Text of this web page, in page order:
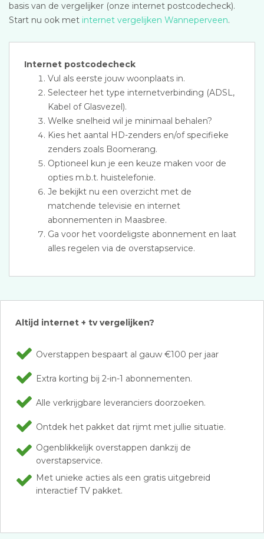
basis van de vergelijker (onze internet postcodecheck).
Start nu ook met internet vergelijken Wanneperveen.
Internet postcodecheck
Vul als eerste jouw woonplaats in.
Selecteer het type internetverbinding (ADSL,
Kabel of Glasvezel).
Welke snelheid wil je minimaal behalen?
Kies het aantal HD-zenders en/of specifieke
zenders zoals Boomerang.
Optioneel kun je een keuze maken voor de
opties m.b.t. huistelefonie.
Je bekijkt nu een overzicht met de
matchende televisie en internet
abonnementen in Maasbree.
Ga voor het voordeligste abonnement en laat
alles regelen via de overstapservice.
Altijd internet + tv vergelijken?
Overstappen bespaart al gauw €100 per jaar
Extra korting bij 2-in-1 abonnementen.
Alle verkrijgbare leveranciers doorzoeken.
Ontdek het pakket dat rijmt met jullie situatie.
Ogenblikkelijk overstappen dankzij de
overstapservice.
Met unieke acties als een gratis uitgebreid
interactief TV pakket.